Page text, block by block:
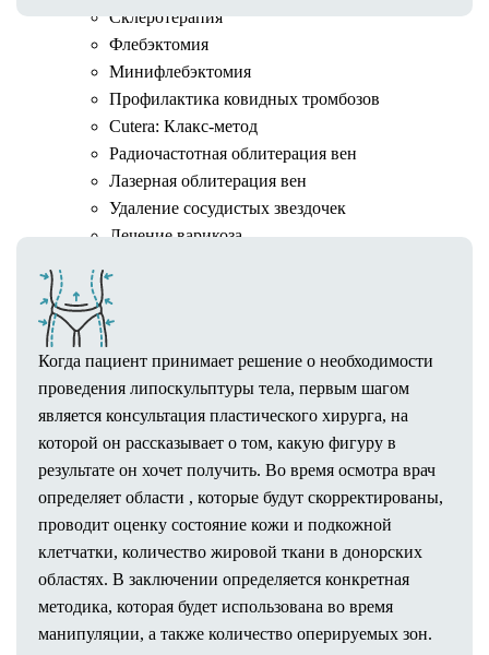
Склеротерапия
Флебэктомия
Минифлебэктомия
Профилактика ковидных тромбозов
Cutera: Клакс-метод
Радиочастотная облитерация вен
Лазерная облитерация вен
Удаление сосудистых звездочек
Лечение варикоза
Превентивная медицина
Диетология
IV-терапия
Капельница Energy Boost
Капельница Hydration & Recovery
Капельница Immuno Support
Капельница Deep Detox
Капельница Anti-Stress Recovery
Капельница Advanced Recovery
Капельница Vein Balance
Капельница Beauty Antioxidant Pro
Капельница «Золушка»
Биоимпедансометрия
Подготовка к
липомоделированию
Когда пациент принимает решение о необходимости
проведения липоскульптуры тела, первым шагом
является консультация пластического хирурга, на
которой он рассказывает о том, какую фигуру в
результате он хочет получить. Во время осмотра врач
определяет области , которые будут скорректированы,
проводит оценку состояние кожи и подкожной
клетчатки, количество жировой ткани в донорских
областях. В заключении определяется конкретная
методика, которая будет использована во время
манипуляции, а также количество оперируемых зон.